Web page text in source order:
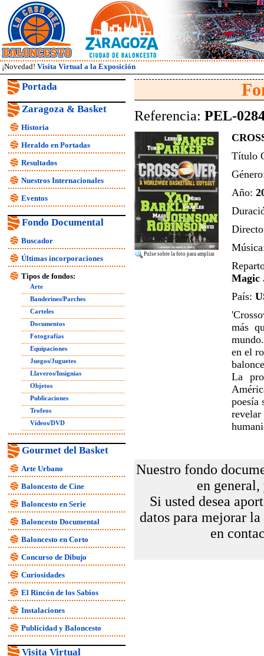
¡Novedad! Visita Virtual a la Exposición
Portada
Zaragoza & Basket
Historia
Heraldo en Portadas
Resultados
Nuestros Internacionales
Eventos
Fondo Documental
Buscador
Últimas incorporaciones
Tipos de fondos:
Arte
Banderines/Parches
Carteles
Documentos
Fotografías
Equipaciones
Juegos/Juguetes
Llaveros/Insignias
Objetos
Publicaciones
Trofeos
Vídeos/DVD
Gourmet del Basket
Arte Urbano
Baloncesto de Cine
Baloncesto en Serie
Baloncesto Documental
Baloncesto en Corto
Concurso de Dibujo
Curiosidades
El Rincón de los Sabios
Instalaciones
Publicidad y Baloncesto
Visita Virtual
Referencia: PEL-
Pulse sobre la foto para ampliar
Título
Año:
Magic
País:
más
en el
La
poesía
Nuestro fondo
en
Si usted desea
datos para mejorar
en